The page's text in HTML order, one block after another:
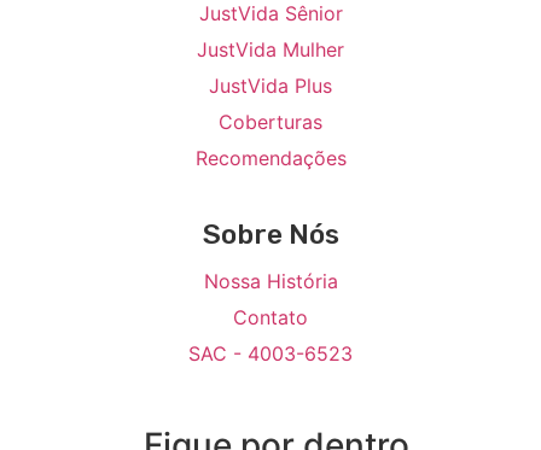
JustVida Sênior
JustVida Mulher
JustVida Plus
Coberturas
Recomendações
Sobre Nós
Nossa História
Contato
SAC - 4003-6523